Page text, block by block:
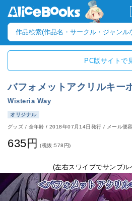
PC版サイトで
バフォメットアクリルキー
Wisteria Way
オリジナル
グッズ / 全年齢/2018年07月14日発行 / メール便
635円 (税抜:578円)
(左右スワイプでサンプル